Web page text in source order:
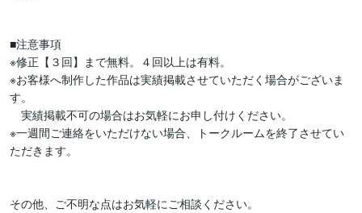
■注意事項
※修正【３回】まで無料。４回以上は有料。
※お客様へ制作した作品は実績掲載させていただく場合がございま
す。
実績掲載不可の場合はお気軽にお申し付けください。
※一週間ご連絡をいただけない場合、トークルームを終了させてい
ただきます。